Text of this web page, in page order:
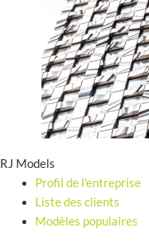
RJ Models
Profil de l'entreprise
Liste des clients
Modèles populaires